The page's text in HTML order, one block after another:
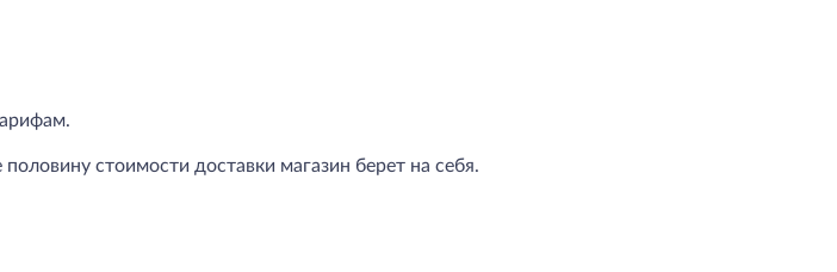
стоимости доставки магазин берет на себя.